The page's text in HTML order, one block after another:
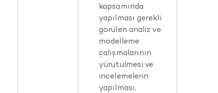
kapsamında
yapılması gerekli
görülen analiz ve
modelleme
çalışmalarının
yürütülmesi ve
incelemelerin
yapılması,